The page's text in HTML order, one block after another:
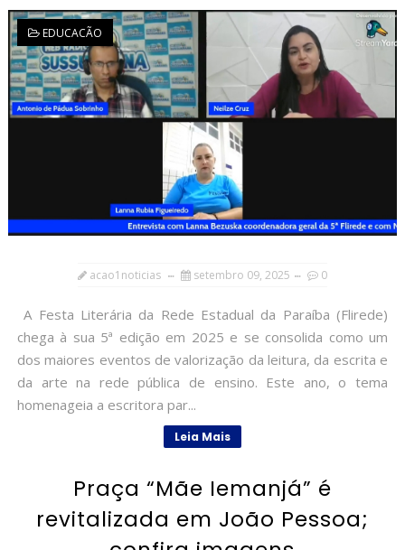
EDUCACÃO
acao1noticias setembro 09, 2025 0
A Festa Literária da Rede Estadual da Paraíba (Flirede)
chega à sua 5ª edição em 2025 e se consolida como um
dos maiores eventos de valorização da leitura, da escrita e
da arte na rede pública de ensino. Este ano, o tema
homenageia a escritora par...
Leia Mais
Praça “Mãe Iemanjá” é
revitalizada em João Pessoa;